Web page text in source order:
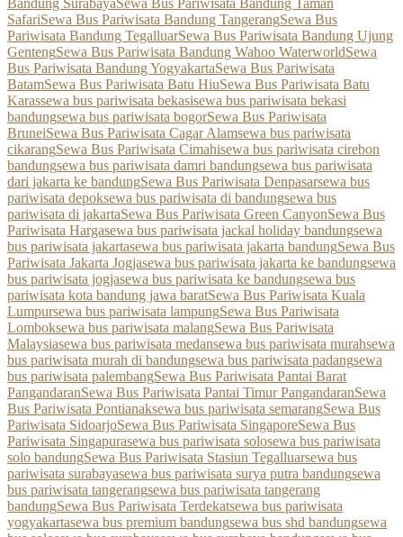
Bandung SurabayaSewa Bus Pariwisata Bandung Taman
SafariSewa Bus Pariwisata Bandung TangerangSewa Bus
Pariwisata Bandung TegalluarSewa Bus Pariwisata Bandung Ujung
GentengSewa Bus Pariwisata Bandung Wahoo WaterworldSewa
Bus Pariwisata Bandung YogyakartaSewa Bus Pariwisata
BatamSewa Bus Pariwisata Batu HiuSewa Bus Pariwisata Batu
Karassewa bus pariwisata bekasisewa bus pariwisata bekasi
bandungsewa bus pariwisata bogorSewa Bus Pariwisata
BruneiSewa Bus Pariwisata Cagar Alamsewa bus pariwisata
cikarangSewa Bus Pariwisata Cimahisewa bus pariwisata cirebon
bandungsewa bus pariwisata damri bandungsewa bus pariwisata
dari jakarta ke bandungSewa Bus Pariwisata Denpasarsewa bus
pariwisata depoksewa bus pariwisata di bandungsewa bus
pariwisata di jakartaSewa Bus Pariwisata Green CanyonSewa Bus
Pariwisata Hargasewa bus pariwisata jackal holiday bandungsewa
bus pariwisata jakartasewa bus pariwisata jakarta bandungSewa Bus
Pariwisata Jakarta Jogjasewa bus pariwisata jakarta ke bandungsewa
bus pariwisata jogjasewa bus pariwisata ke bandungsewa bus
pariwisata kota bandung jawa baratSewa Bus Pariwisata Kuala
Lumpursewa bus pariwisata lampungSewa Bus Pariwisata
Lomboksewa bus pariwisata malangSewa Bus Pariwisata
Malaysiasewa bus pariwisata medansewa bus pariwisata murahsewa
bus pariwisata murah di bandungsewa bus pariwisata padangsewa
bus pariwisata palembangSewa Bus Pariwisata Pantai Barat
PangandaranSewa Bus Pariwisata Pantai Timur PangandaranSewa
Bus Pariwisata Pontianaksewa bus pariwisata semarangSewa Bus
Pariwisata SidoarjoSewa Bus Pariwisata SingaporeSewa Bus
Pariwisata Singapurasewa bus pariwisata solosewa bus pariwisata
solo bandungSewa Bus Pariwisata Stasiun Tegalluarsewa bus
pariwisata surabayasewa bus pariwisata surya putra bandungsewa
bus pariwisata tangerangsewa bus pariwisata tangerang
bandungSewa Bus Pariwisata Terdekatsewa bus pariwisata
yogyakartasewa bus premium bandungsewa bus shd bandungsewa